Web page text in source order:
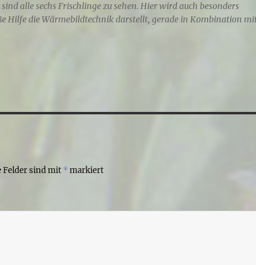
alle sechs Frischlinge zu sehen. Hier wird auch besonders
Hilfe die Wärmebildtechnik darstellt, gerade in Kombination
sind mit * markiert